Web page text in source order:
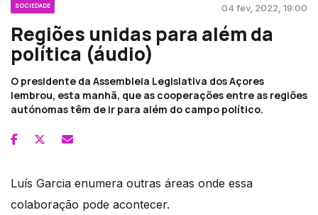
SOCIEDADE 04 fev, 2022, 19:00
Regiões unidas para além da
política (áudio)
O presidente da Assembleia Legislativa dos Açores
lembrou, esta manhã, que as cooperações entre as regiões
autónomas têm de ir para além do campo político.
Luís Garcia enumera outras áreas onde essa
colaboração pode acontecer.